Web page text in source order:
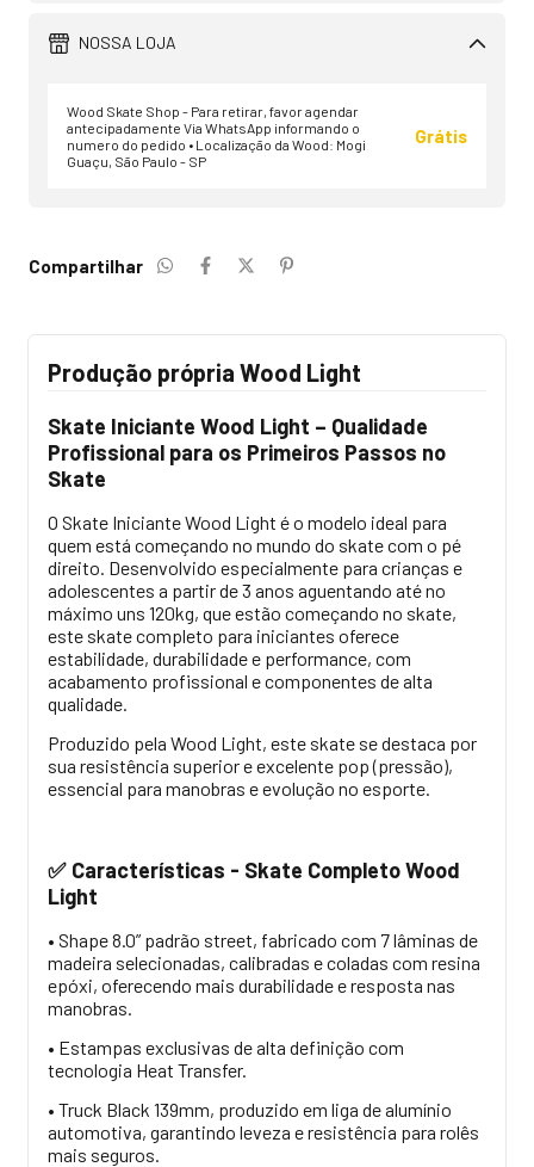
NOSSA LOJA
Wood Skate Shop - Para retirar, favor agendar
antecipadamente Via WhatsApp informando o
numero do pedido • Localização da Wood: Mogi
Guaçu, São Paulo - SP
Grátis
Compartilhar
Produção própria Wood Light
Skate Iniciante Wood Light – Qualidade
Profissional para os Primeiros Passos no
Skate
O Skate Iniciante Wood Light é o modelo ideal para
quem está começando no mundo do skate com o pé
direito. Desenvolvido especialmente para crianças e
adolescentes a partir de 3 anos aguentando até no
máximo uns 120kg, que estão começando no skate,
este skate completo para iniciantes oferece
estabilidade, durabilidade e performance, com
acabamento profissional e componentes de alta
qualidade.
Produzido pela Wood Light, este skate se destaca por
sua resistência superior e excelente pop (pressão),
essencial para manobras e evolução no esporte.
✅ Características - Skate Completo Wood
Light
• Shape 8.0” padrão street, fabricado com 7 lâminas de
madeira selecionadas, calibradas e coladas com resina
epóxi, oferecendo mais durabilidade e resposta nas
manobras.
• Estampas exclusivas de alta definição com
tecnologia Heat Transfer.
• Truck Black 139mm, produzido em liga de alumínio
automotiva, garantindo leveza e resistência para rolês
mais seguros.